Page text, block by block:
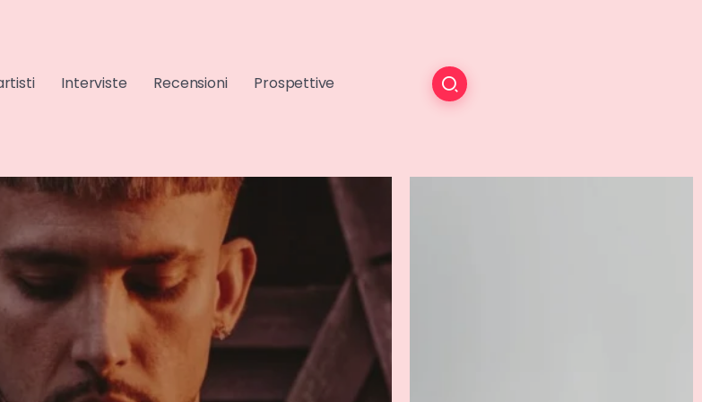
Interviste Recensioni Prospettive